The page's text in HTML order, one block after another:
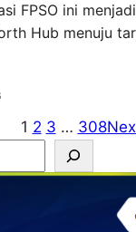
FPSO ini
Hub menuju
1 2 3 … 308